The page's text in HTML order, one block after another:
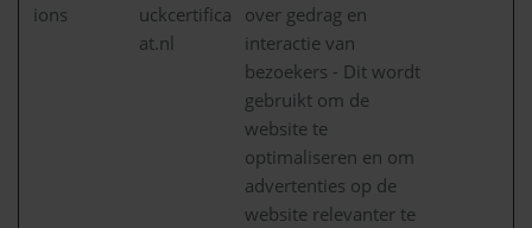
ions
uckcertifica
at.nl
over gedrag en
interactie van
bezoekers - Dit wordt
gebruikt om de
website te
optimaliseren en om
advertenties op de
website relevanter te